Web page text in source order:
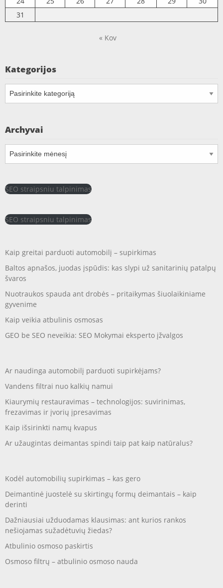
31
« Kov
Kategorijos
Archyvai
SEO straipsniu talpinimas
SEO straipsniu talpinimas
Kaip greitai parduoti automobilį – supirkimas
Baltos apnašos, juodas įspūdis: kas slypi už sanitarinių patalpų
švaros
Nuotraukos spauda ant drobės – pritaikymas šiuolaikiniame
gyvenime
Kaip veikia atbulinis osmosas
GEO be SEO neveikia: SEO Mokymai eksperto įžvalgos
Ar naudinga automobilį parduoti supirkėjams?
Vandens filtrai nuo kalkių namui
Kiaurymių restauravimas – technologijos: suvirinimas,
frezavimas ir įvorių įpresavimas
Kaip išsirinkti namų kvapus
Ar užaugintas deimantas spindi taip pat kaip natūralus?
Kodėl automobilių supirkimas – kas gero
Deimantinė juostelė su skirtingų formų deimantais – kaip
derinti
Dažniausiai užduodamas klausimas: ant kurios rankos
nešiojamas sužadėtuvių žiedas?
Atbulinio osmoso paskirtis
Osmoso filtrų – atbulinio osmoso nauda